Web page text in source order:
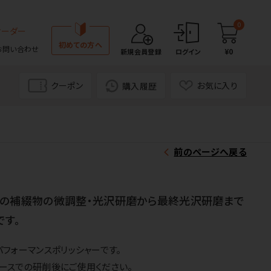
ダー
問い合わせ 初めての方へ
新規会員登録 ログイン
0
¥0
クーポン 購入履歴 お気に入り
前のページへ戻る
補綴物の微調整・光沢研磨から最終光沢研磨まで
。
ーマンスポリッシャーです。
での研削後にご使用ください。